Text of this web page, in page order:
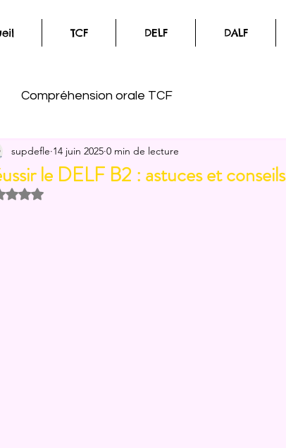
TCF DELF DALF
Compréhension orale TCF
le français Préparation DELF
le DELF B2 : astuces et conseils
supdefle 14 juin 2025 0 min de lecture
Noté NaN étoiles sur 5.